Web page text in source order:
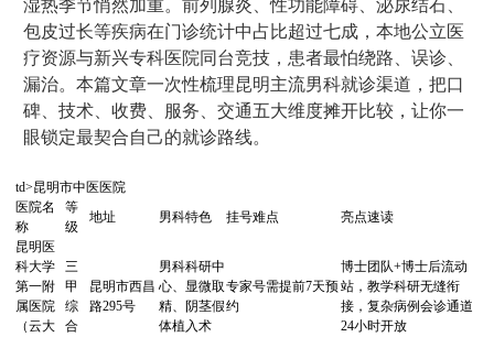
湿热季节悄然加重。前列腺炎、性功能障碍、泌尿结石、
包皮过长等疾病在门诊统计中占比超过七成，本地公立医
疗资源与新兴专科医院同台竞技，患者最怕绕路、误诊、
漏治。本篇文章一次性梳理昆明主流男科就诊渠道，把口
碑、技术、收费、服务、交通五大维度摊开比较，让你一
眼锁定最契合自己的就诊路线。
td>昆明市中医医院
医院名
称
等
级
地址 男科特色 挂号难点
亮点速读
昆明医
科大学
第一附
属医院
（云大
三
甲
综
合
昆明市西昌
路295号
男科科研中
心、显微取
精、阴茎假
体植入术
专家号需提前7天预
约
博士团队+博士后流动
站，教学科研无缝衔
接，复杂病例会诊通道
24小时开放